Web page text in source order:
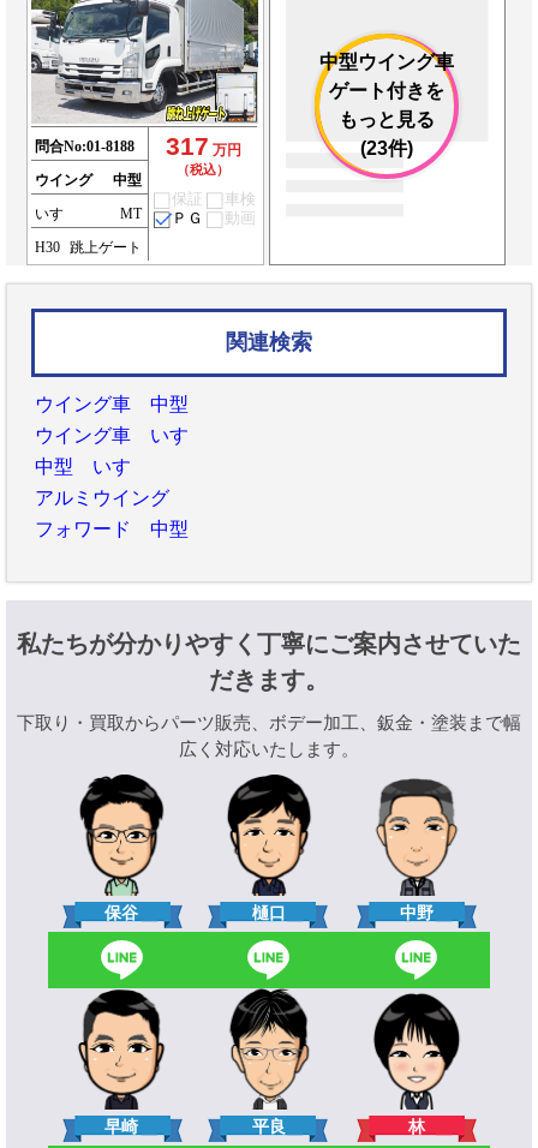
問合No:01-8188
ウイング
中型
いすゞ
MT
H30
跳上ゲート
317 万円
（税込）
保証
車検
ＰＧ
動画
中型ウイング車
ゲート付きを
もっと見る
(23件)
関連検索
ウイング車 中型
ウイング車 いすゞ
中型 いすゞ
アルミウイング
フォワード 中型
私たちが分かりやすく丁寧にご案内させていた
だきます。
下取り・買取からパーツ販売、ボデー加工、鈑金・塗装まで幅
広く対応いたします。
保谷 樋口 中野
早崎 平良 林